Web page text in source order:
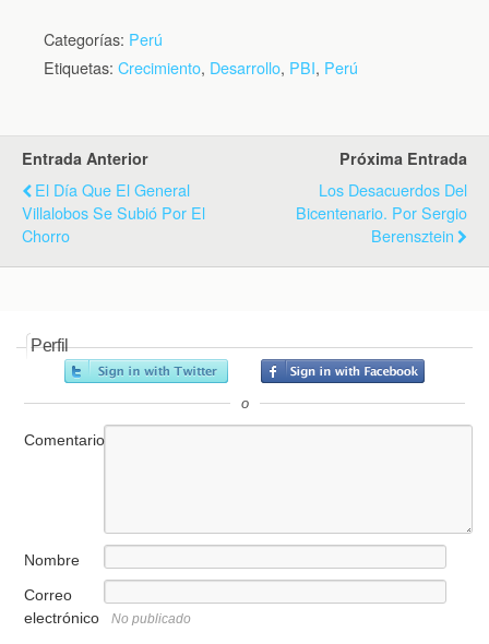
Categorías: Perú
Etiquetas: Crecimiento, Desarrollo, PBI, Perú
Entrada Anterior
El Día Que El General
Villalobos Se Subió Por El
Chorro
Próxima Entrada
Los Desacuerdos Del
Bicentenario. Por Sergio
Berensztein
Perfil
o
Comentario
Nombre
Correo
electrónico
No publicado